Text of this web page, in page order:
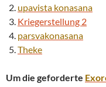
upavista konasana
Kriegerstellung 2
parsvakonasana
Theke
Um die geforderte